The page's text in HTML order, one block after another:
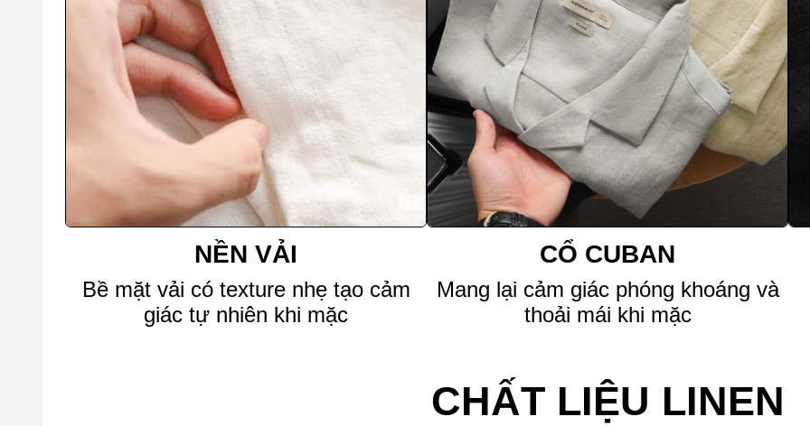
NỀN VẢI
Bề mặt vải có texture nhẹ tạo cảm
giác tự nhiên khi mặc
CỔ CUBAN
Mang lại cảm giác phóng khoáng và
thoải mái khi mặc
CHẤT LIỆU LINEN